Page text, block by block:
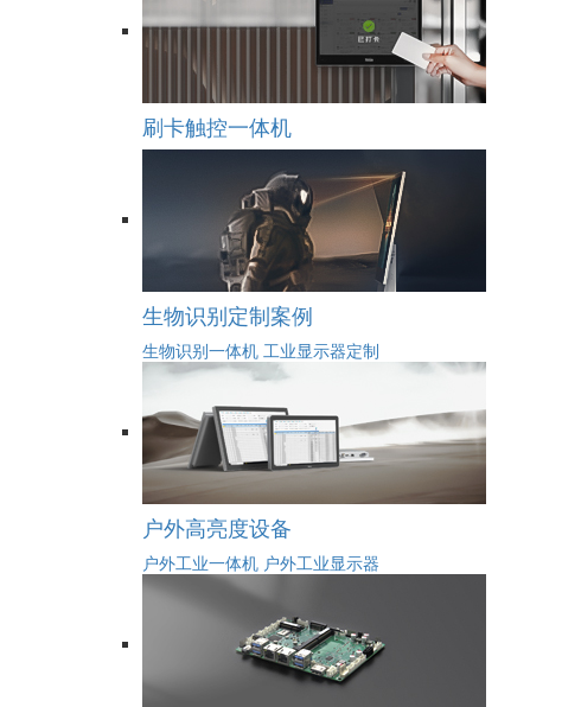
刷卡触控一体机
生物识别定制案例
生物识别一体机 工业显示器定制
户外高亮度设备
户外工业一体机 户外工业显示器